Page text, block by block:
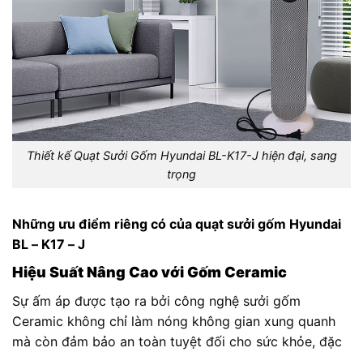
Thiết kế Quạt Sưởi Gốm Hyundai BL-K17-J hiện đại, sang
trọng
Những ưu điểm riêng có của quạt sưởi gốm Hyundai
BL – K17 – J
Hiệu Suất Nâng Cao với Gốm Ceramic
Sự ấm áp được tạo ra bởi công nghệ sưởi gốm
Ceramic không chỉ làm nóng không gian xung quanh
mà còn đảm bảo an toàn tuyệt đối cho sức khỏe, đặc